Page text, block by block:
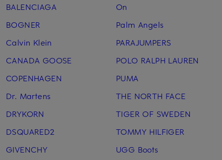
BALENCIAGA
BOGNER
Calvin Klein
CANADA GOOSE
COPENHAGEN
Dr. Martens
DRYKORN
DSQUARED2
GIVENCHY
On
Palm Angels
PARAJUMPERS
POLO RALPH LAUREN
PUMA
THE NORTH FACE
TIGER OF SWEDEN
TOMMY HILFIGER
UGG Boots